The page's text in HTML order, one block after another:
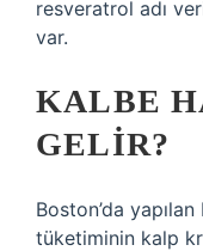
resveratrol adı
var.
KALBE
GELIR?
Boston’da
tüketiminin kalp